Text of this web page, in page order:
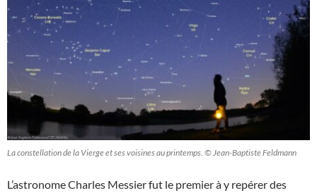
La constellation de la Vierge et ses voisines au printemps. © Jean-Baptiste Feldmann
L’astronome Charles Messier fut le premier à y repérer des